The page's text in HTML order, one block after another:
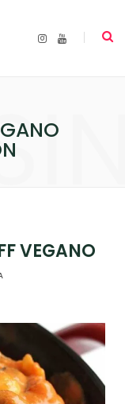
I
Y
VEGANO